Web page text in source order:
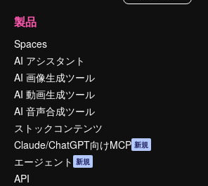
製品
Spaces
AI アシスタント
AI 画像生成ツール
AI 動画生成ツール
AI 音声合成ツール
ストックコンテンツ
Claude/ChatGPT向けMCP 新規
エージェント 新規
API